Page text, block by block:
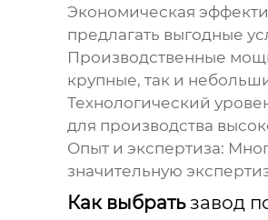
Экономическая
предлагать выгодные
Производственные
крупные, так и
Технологический
для производства
Опыт и экспертиза:
значительную
Как выбратьзавод